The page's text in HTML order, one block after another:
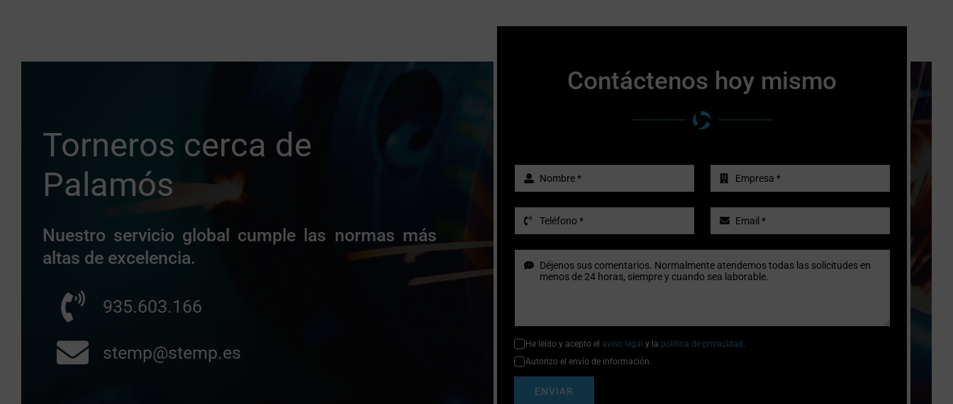
Torneros cerca de
Palamós
Nuestro servicio global cumple las normas más
altas de excelencia.
935.603.166
stemp@stemp.es
Contáctenos hoy mismo
He leído y acepto el aviso legal y la política de privacidad .
Autorizo el envío de información.
ENVIAR